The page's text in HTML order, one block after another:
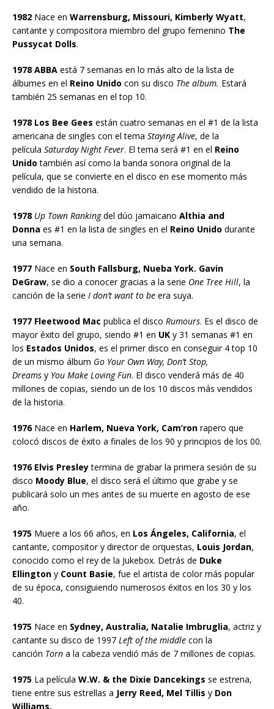
1982 Nace en Warrensburg, Missouri, Kimberly Wyatt,
cantante y compositora miembro del grupo femenino The
Pussycat Dolls.
1978 ABBA está 7 semanas en lo más alto de la lista de
álbumes en el Reino Unido con su disco The album. Estará
también 25 semanas en el top 10.
1978 Los Bee Gees están cuatro semanas en el #1 de la lista
americana de singles con el tema Staying Alive, de la
película Saturday Night Fever. El tema será #1 en el Reino
Unido también así como la banda sonora original de la
película, que se convierte en el disco en ese momento más
vendido de la historia.
1978 Up Town Rankingdel dúo jamaicano Althia and
Donna es #1 en la lista de singles en el Reino Unido durante
una semana.
1977 Nace en South Fallsburg, Nueba York. Gavin
DeGraw, se dio a conocer gracias a la serie One Tree Hill, la
canción de la serie I don’t want to be era suya.
1977 Fleetwood Mac publica el disco Rumours. Es el disco de
mayor éxito del grupo, siendo #1 en UK y 31 semanas #1 en
los Estados Unidos, es el primer disco en conseguir 4 top 10
de un mismo álbum Go Your Own Way, Don’t Stop,
Dreams y You Make Loving Fun. El disco venderá más de 40
millones de copias, siendo un de los 10 discos más vendidos
de la historia.
1976Nace en Harlem, Nueva York, Cam’ron rapero que
colocó discos de éxito a finales de los 90 y principios de los 00.
1976 Elvis Presleytermina de grabar la primera sesión de su
disco Moody Blue, el disco será el último que grabe y se
publicará solo un mes antes de su muerte en agosto de ese
año.
1975 Muere a los 66 años, en Los Ángeles, California, el
cantante, compositor y director de orquestas, Louis Jordan,
conocido como el rey de la Jukebox. Detrás de Duke
Ellington y Count Basie, fue el artista de color más popular
de su época, consiguiendo numerosos éxitos en los 30 y los
40.
1975 Nace en Sydney, Australia, Natalie Imbruglia, actriz y
cantante su disco de 1997 Left of the middle con la
canción Torn a la cabeza vendió más de 7 millones de copias.
1975 La película W.W. & the Dixie Dancekings se estrena,
tiene entre sus estrellas a Jerry Reed, Mel Tillis y Don
Williams.